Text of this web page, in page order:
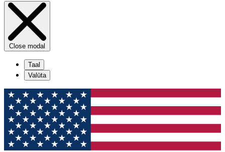
Close modal
Taal
Valūta